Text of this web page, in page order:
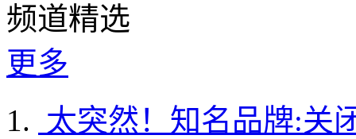
频道精选
更多
太突然！知名品牌:关